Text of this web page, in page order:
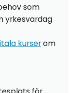
som
yrkesvardag
kurserom